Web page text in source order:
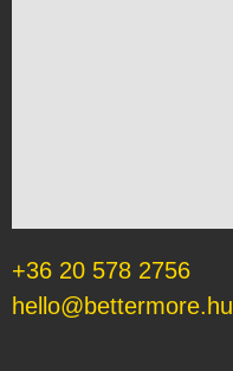
+36 20 578 2756
hello@bettermore.hu